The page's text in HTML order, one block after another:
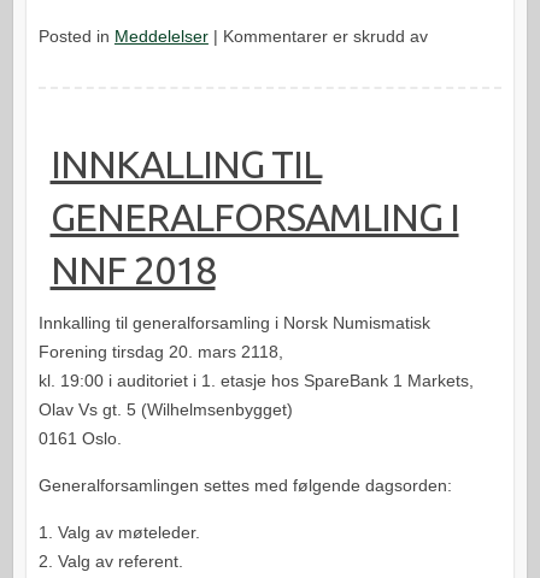
Posted in Meddelelser | Kommentarer er skrudd avfor
INNKALLING TIL
GENERALFORSAMLING I
NNF 2018
Innkalling til generalforsamling i Norsk Numismatisk
Forening tirsdag 20. mars 2118,
kl. 19:00 i auditoriet i 1. etasje hos SpareBank 1 Markets,
Olav Vs gt. 5 (Wilhelmsenbygget)
0161 Oslo.
Generalforsamlingen settes med følgende dagsorden:
1. Valg av møteleder.
2. Valg av referent.